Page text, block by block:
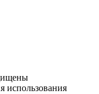
использования